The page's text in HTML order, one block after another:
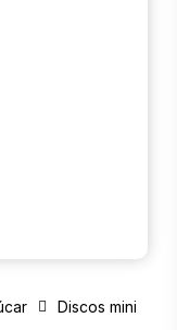
Discos mini